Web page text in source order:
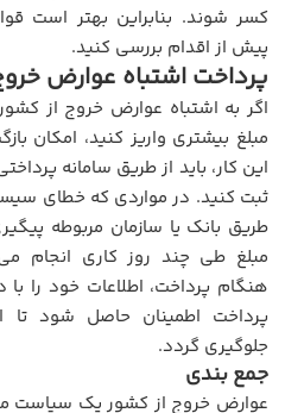
کسر شوند. بنابراین بهتر است
پیش از اقدام بررسی کنید.
پرداخت اشتباه عوارض
اگر به اشتباه عوارض خروج از
مبلغ بیشتری واریز کنید، امکان
این کار، باید از طریق سامانه
ثبت کنید. در مواردی که خطای
طریق بانک یا سازمان مربوطه
مبلغ طی چند روز کاری انجام
هنگام پرداخت، اطلاعات خود را
پرداخت اطمینان حاصل شود تا
جلوگیری گردد.
جمع بندی
عوارض خروج از کشور یک سیاست